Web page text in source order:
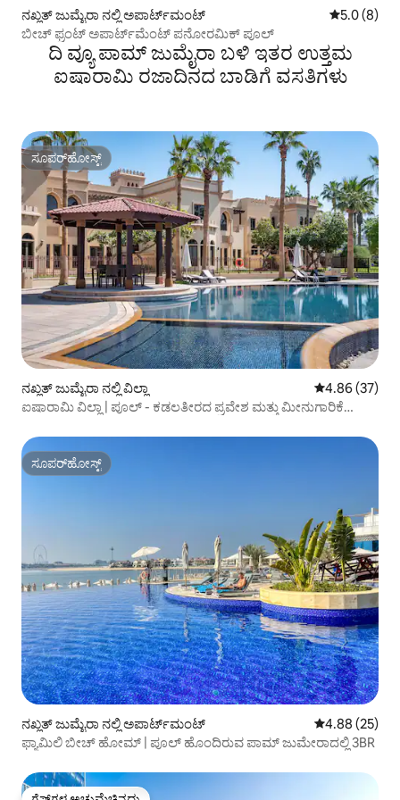
ನಖ್ಲತ್ ಜುಮೈರಾ ನಲ್ಲಿ ಅಪಾರ್ಟ್‌ಮಂಟ್ 5 ರಲ್ಲಿ 5.0
5.0 (8)
ಬೀಚ್ ಫ್ರಂಟ್ ಅಪಾರ್ಟ್‌ಮೆಂಟ್ ಪನೋರಮಿಕ್ ಪೂಲ್
ದಿ ವ್ಯೂ ಪಾಮ್ ಜುಮೈರಾ ಬಳಿ ಇತರ ಉತ್ತಮ
ಐಷಾರಾಮಿ ರಜಾದಿನದ ಬಾಡಿಗೆ ವಸತಿಗಳು
ಸೂಪರ್‌ಹೋಸ್ಟ್
ಸೂಪರ್‌ಹೋಸ್ಟ್
ನಖ್ಲತ್ ಜುಮೈರಾ ನಲ್ಲಿ ವಿಲ್ಲಾ 5 ರಲ್ಲಿ 4.86
4.86 (37)
ಐಷಾರಾಮಿ ವಿಲ್ಲಾ | ಪೂಲ್ - ಕಡಲತೀರದ ಪ್ರವೇಶ ಮತ್ತು ಮೀನುಗಾರಿಕೆ
ಸೂಪರ್‌ಹೋಸ್ಟ್
ಸೂಪರ್‌ಹೋಸ್ಟ್
ನಖ್ಲತ್ ಜುಮೈರಾ ನಲ್ಲಿ ಅಪಾರ್ಟ್‌ಮಂಟ್ 5 ರಲ್ಲಿ 4.88
4.88 (25)
ಫ್ಯಾಮಿಲಿ ಬೀಚ್ ಹೋಮ್ | ಪೂಲ್ ಹೊಂದಿರುವ ಪಾಮ್ ಜುಮೇರಾದಲ್ಲಿ 3BR